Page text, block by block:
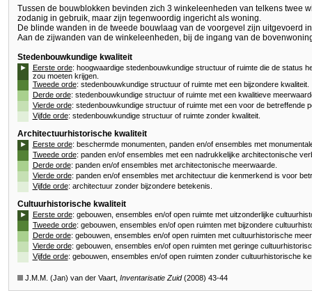
Tussen de bouwblokken bevinden zich 3 winkeleenheden van telkens twee
zodanig in gebruik, maar zijn tegenwoordig ingericht als woning.
De blinde wanden in de tweede bouwlaag van de voorgevel zijn uitgevoerd
Aan de zijwanden van de winkeleenheden, bij de ingang van de
Stedenbouwkundige kwaliteit
► Eerste orde: hoogwaardige stedenbouwkundige structuur of ruimte die de status
zou moeten krijgen.
Tweede orde: stedenbouwkundige structuur of ruimte met een bijzondere kwaliteit.
Derde orde: stedenbouwkundige structuur of ruimte met een kwalitieve
Vierde orde: stedenbouwkundige structuur of ruimte met een voor de betreffende
Vijfde orde: stedenbouwkundige structuur of ruimte zonder kwaliteit.
Architectuurhistorische kwaliteit
► Eerste orde: beschermde monumenten, panden en/of ensembles met
Tweede orde: panden en/of ensembles met een nadrukkelijke architectonische
Derde orde: panden en/of ensembles met architectonische meerwaarde.
Vierde orde: panden en/of ensembles met architectuur die kenmerkend is voor
Vijfde orde: architectuur zonder bijzondere betekenis.
Cultuurhistorische kwaliteit
► Eerste orde: gebouwen, ensembles en/of open ruimte met uitzonderlijke
Tweede orde: gebouwen, ensembles en/of open ruimten met bijzondere
Derde orde: gebouwen, ensembles en/of open ruimten met cultuurhistorische
Vierde orde: gebouwen, ensembles en/of open ruimten met geringe
Vijfde orde: gebouwen, ensembles en/of open ruimten zonder cultuurhistorische
J.M.M. (Jan) van der Vaart, Inventarisatie Zuid(2008) 43-44